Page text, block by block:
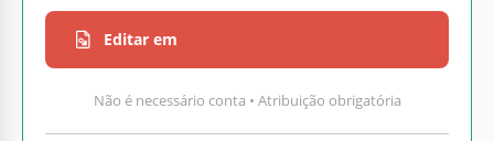
Editar em
Não é necessário conta • Atribuição obrigatória